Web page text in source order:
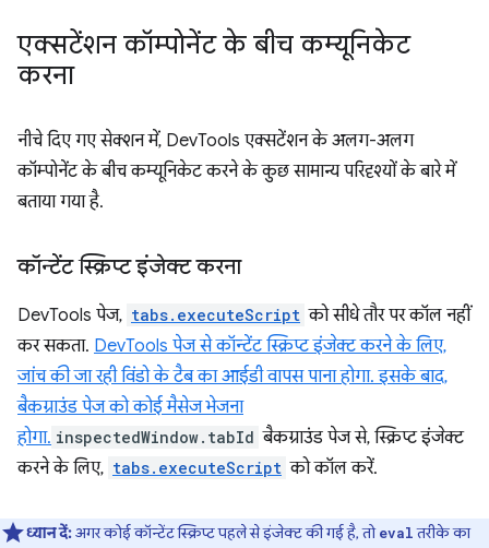
एक्सटेंशन कॉम्पोनेंट के बीच कम्यूनिकेट
करना
नीचे दिए गए सेक्शन में, DevTools एक्सटेंशन के अलग-अलग
कॉम्पोनेंट के बीच कम्यूनिकेट करने के कुछ सामान्य परिदृश्यों के बारे में
बताया गया है.
कॉन्टेंट स्क्रिप्ट इंजेक्ट करना
DevTools पेज, tabs.executeScript को सीधे तौर पर कॉल नहीं
कर सकता. DevTools पेज से कॉन्टेंट स्क्रिप्ट इंजेक्ट करने के लिए,
जांच की जा रही विंडो के टैब का आईडी वापस पाना होगा. इसके बाद,
बैकग्राउंड पेज को कोई मैसेज भेजना
होगा. inspectedWindow.tabId बैकग्राउंड पेज से, स्क्रिप्ट इंजेक्ट
करने के लिए, tabs.executeScript को कॉल करें.
ध्यान दें:अगर कोई कॉन्टेंट स्क्रिप्ट पहले से इंजेक्ट की गई है, तोevalतरीके का